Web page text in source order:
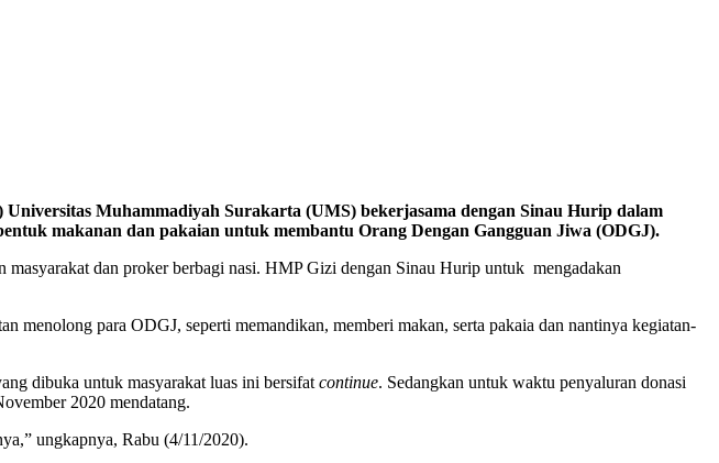
Muhammadiyah Surakarta (UMS) bekerjasama dengan Sinau Hurip dalam
makanan dan pakaian untuk membantu Orang Dengan Gangguan Jiwa (ODGJ).
dan proker berbagi nasi. HMP Gizi dengan Sinau Hurip untuk mengadakan
menolong para ODGJ, seperti memandikan, memberi makan, serta pakaia dan nantinya kegiatan-
dibuka untuk masyarakat luas ini bersifat continue. Sedangkan untuk waktu penyaluran donasi
2020 mendatang.
ungkapnya, Rabu (4/11/2020).